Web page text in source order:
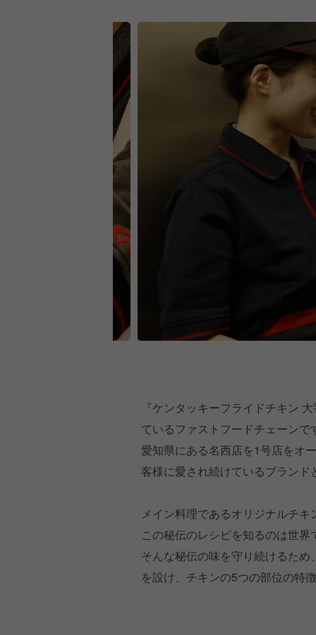
『ケンタッキーフライドチキン
ているファストフードチェーンで
愛知県にある名西店を1号店をオ
客様に愛され続けているブランド
メイン料理であるオリジナルチ
この秘伝のレシピを知るのは世界
そんな秘伝の味を守り続けるた
を設け、チキンの5つの部位の特